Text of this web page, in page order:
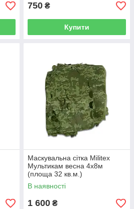
750 ₴
Купити
Маскувальна сітка Militex
Мультикам весна 4х8м
(площа 32 кв.м.)
В наявності
1 600 ₴